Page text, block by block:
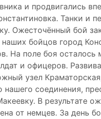
и продвигались
Танки и
Ожесточённый бой
бойцов город
На поле боя осталось
и офицеров.
узел
соединения,
В результате
от немцев. За день